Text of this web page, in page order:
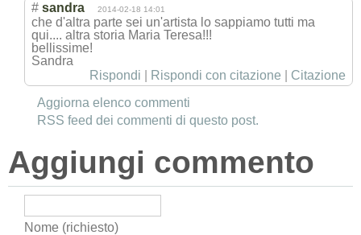
# sandra 2014-02-18 14:01
che d'altra parte sei un'artista lo sappiamo tutti ma
qui.... altra storia Maria Teresa!!!
bellissime!
Sandra
Rispondi
Rispondi con citazione
Citazione
Aggiorna elenco commenti
RSS feed dei commenti di questo post.
Aggiungi commento
Nome (richiesto)